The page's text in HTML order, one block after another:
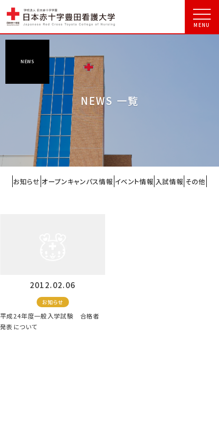
NEWS
NEWS 一覧
お知らせ オープンキャンパス情報 イベント情報 入試情報 その他
2012.02.06
お知らせ
平成24年度一般入学試験 合格者
発表について